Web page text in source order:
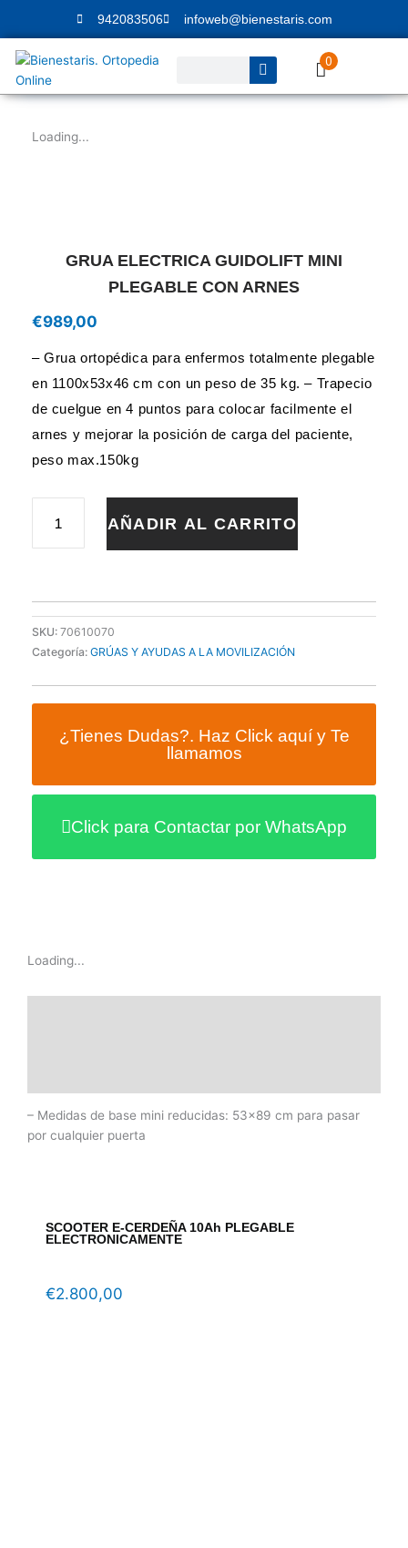
contenido
942083506 infoweb@bienestaris.com
0
Loading...
GRUA ELECTRICA GUIDOLIFT MINI
PLEGABLE CON ARNES
€989,00
– Grua ortopédica para enfermos totalmente plegable
en 1100x53x46 cm con un peso de 35 kg. – Trapecio
de cuelgue en 4 puntos para colocar facilmente el
arnes y mejorar la posición de carga del paciente,
peso max.150kg
ELECTRICA
GUIDOLIFT
CON
ARNES
cantidad
AÑADIR AL CARRITO
SKU: 70610070
Categoría: GRÚAS Y AYUDAS A LA MOVILIZACIÓN
¿Tienes Dudas?. Haz Click aquí y Te
llamamos
Click para Contactar por WhatsApp
Loading...
– Medidas de base mini reducidas: 53×89 cm para pasar
por cualquier puerta
SCOOTER E-CERDEÑA 10Ah PLEGABLE
ELECTRONICAMENTE
€2.800,00